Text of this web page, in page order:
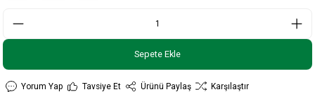
Sepete Ekle
Yorum Yap Tavsiye Et Ürünü Paylaş Karşılaştır